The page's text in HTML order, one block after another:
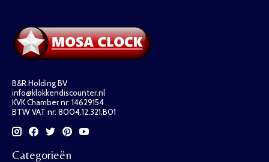
B&R Holding BV
info@klokkendiscounter.nl
KVK Chamber nr: 14629154
BTW VAT nr: 8004.12.321.B01
Categorieën